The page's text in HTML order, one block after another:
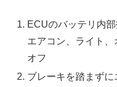
ECUのバッテリ内
エアコン、ライト
オフ
ブレーキを踏まず